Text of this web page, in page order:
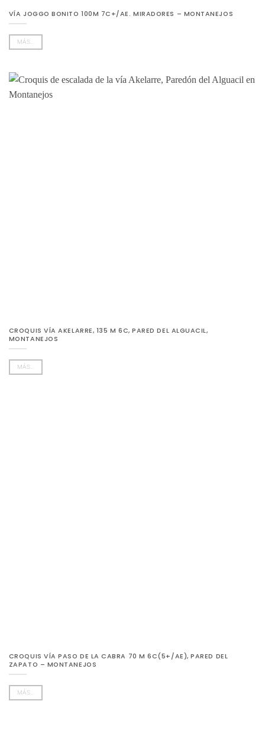
VÍA JOGGO BONITO 100M 7C+/AE. MIRADORES – MONTANEJOS
MÁS...
CROQUIS VÍA AKELARRE, 135 M 6C, PARED DEL ALGUACIL,
MONTANEJOS
MÁS...
CROQUIS VÍA PASO DE LA CABRA 70 M 6C(5+/AE), PARED DEL
ZAPATO – MONTANEJOS
MÁS...